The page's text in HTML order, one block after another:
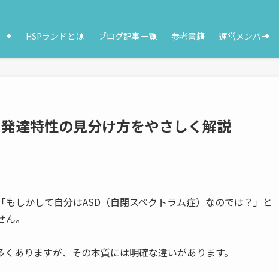
HSPランドとは ブログ記事一覧 参考書籍 運営メンバー
達特性の見分け方をやさしく解説
しかして自分はASD（自閉スペクトラム症）なのでは？」と
。
ありますが、その本質には明確な違いがあります。